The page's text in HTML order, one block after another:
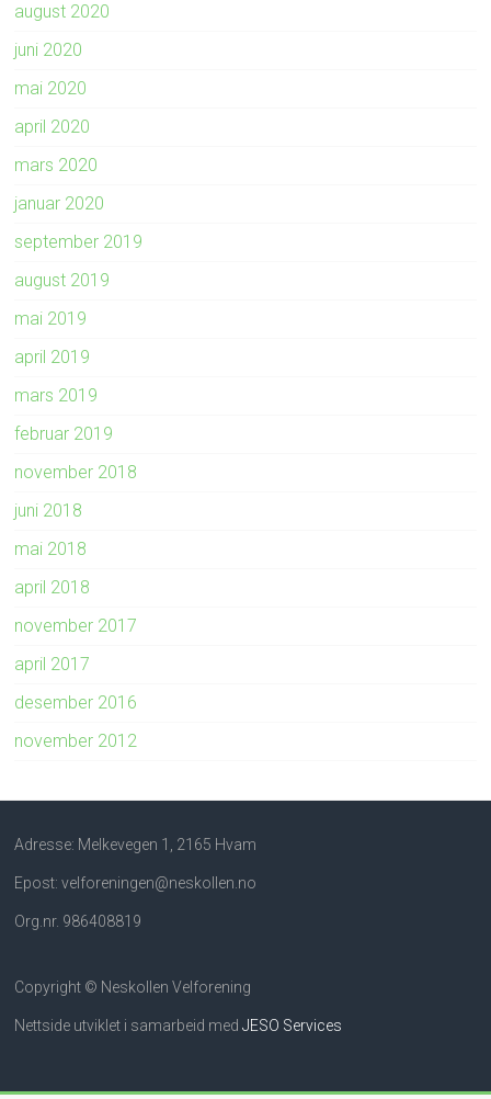
august 2020
juni 2020
mai 2020
april 2020
mars 2020
januar 2020
september 2019
august 2019
mai 2019
april 2019
mars 2019
februar 2019
november 2018
juni 2018
mai 2018
april 2018
november 2017
april 2017
desember 2016
november 2012
Adresse: Melkevegen 1, 2165 Hvam
Epost: velforeningen@neskollen.no
Org.nr. 986408819
Copyright © Neskollen Velforening
Nettside utviklet i samarbeid medJESO Services